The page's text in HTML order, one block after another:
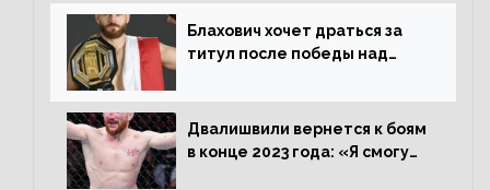
Блахович хочет драться за
титул после победы над
увезти пояс в Польшу»
Двалишвили вернется к боям
в конце 2023 года: «Я смогу